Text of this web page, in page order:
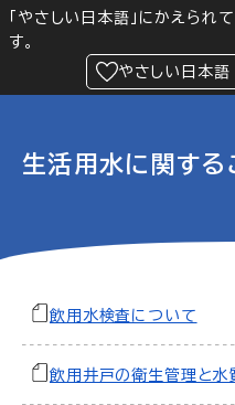
「やさしい日本語」にかえられ
す。
やさしい日本語
生活用水に関する
飲用水検査について
飲用井戸の衛生管理と水